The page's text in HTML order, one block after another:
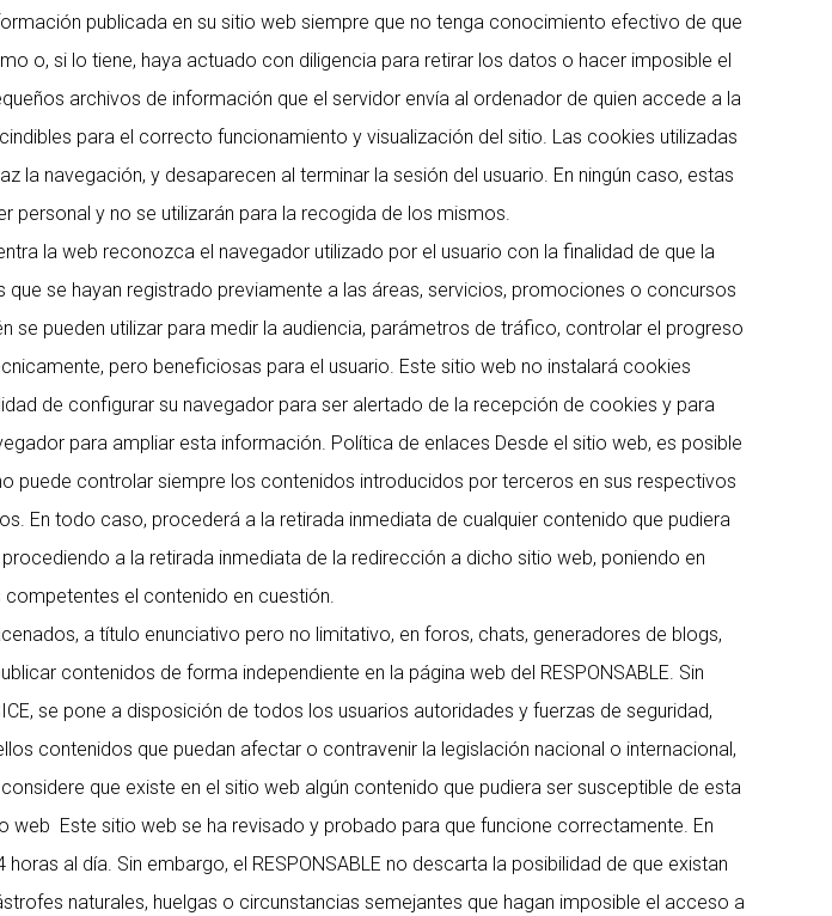
publicada en su sitio web siempre que no tenga conocimiento efectivo de que
o, si lo tiene, haya actuado con diligencia para retirar los datos o hacer imposible el
archivos de información que el servidor envía al ordenador de quien accede a la
para el correcto funcionamiento y visualización del sitio. Las cookies utilizadas
navegación, y desaparecen al terminar la sesión del usuario. En ningún caso, estas
y no se utilizarán para la recogida de los mismos.
la web reconozca el navegador utilizado por el usuario con la finalidad de que la
se hayan registrado previamente a las áreas, servicios, promociones o concursos
se pueden utilizar para medir la audiencia, parámetros de tráfico, controlar el progreso
pero beneficiosas para el usuario. Este sitio web no instalará cookies
de configurar su navegador para ser alertado de la recepción de cookies y para
para ampliar esta información. Política de enlaces Desde el sitio web, es posible
puede controlar siempre los contenidos introducidos por terceros en sus respectivos
En todo caso, procederá a la retirada inmediata de cualquier contenido que pudiera
a la retirada inmediata de la redirección a dicho sitio web, poniendo en
el contenido en cuestión.
a título enunciativo pero no limitativo, en foros, chats, generadores de blogs,
contenidos de forma independiente en la página web del RESPONSABLE. Sin
se pone a disposición de todos los usuarios autoridades y fuerzas de seguridad,
contenidos que puedan afectar o contravenir la legislación nacional o internacional,
que existe en el sitio web algún contenido que pudiera ser susceptible de esta
Este sitio web se ha revisado y probado para que funcione correctamente. En
al día. Sin embargo, el RESPONSABLE no descarta la posibilidad de que existan
naturales, huelgas o circunstancias semejantes que hagan imposible el acceso a